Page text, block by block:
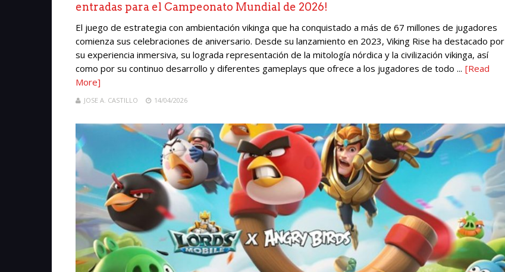
entradas para el Campeonato Mundial de 2026!
El juego de estrategia con ambientación vikinga que ha conquistado a más de 67 millones de jugadores
comienza sus celebraciones de aniversario. Desde su lanzamiento en 2023, Viking Rise ha destacado por
su experiencia inmersiva, su lograda representación de la mitología nórdica y la civilización vikinga, así
como por su continuo desarrollo y diferentes gameplays que ofrece a los jugadores de todo ... [Read
More]
JOSE A. CASTILLO 14/04/2026